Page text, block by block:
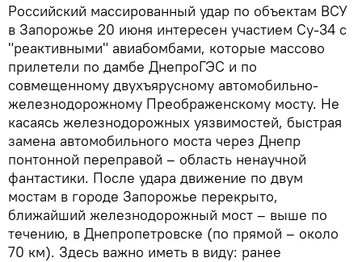
Российский массированный удар по объектам ВСУ
в Запорожье 20 июня интересен участием Су-34 с
"реактивными" авиабомбами, которые массово
прилетели по дамбе ДнепроГЭС и по
совмещенному двухъярусному автомобильно-
железнодорожному Преображенскому мосту. Не
касаясь железнодорожных уязвимостей, быстрая
замена автомобильного моста через Днепр
понтонной переправой – область ненаучной
фантастики. После удара движение по двум
мостам в городе Запорожье перекрыто,
ближайший железнодорожный мост – выше по
течению, в Днепропетровске (по прямой – около
70 км). Здесь важно иметь в виду: ранее